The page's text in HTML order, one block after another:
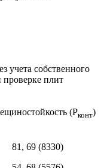
учета собственного
проверке плит
(Pконт)
81, 69 (8330)